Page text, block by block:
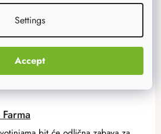
Settings
Accept